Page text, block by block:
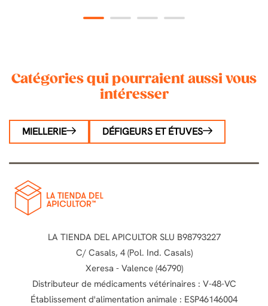
1 2 3 4
Catégories qui pourraient aussi vous
intéresser
MIELLERIE DÉFIGEURS ET ÉTUVES
LA TIENDA DEL APICULTOR SLU B98793227
C/ Casals, 4 (Pol. Ind. Casals)
Xeresa - Valence (46790)
Distributeur de médicaments vétérinaires : V-48-VC
Établissement d'alimentation animale : ESP46146004